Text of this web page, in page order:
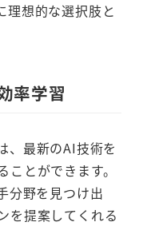
理想的な選択肢と
率学習
、最新のAI技術を
とができます。
分野を見つけ出
を提案してくれる